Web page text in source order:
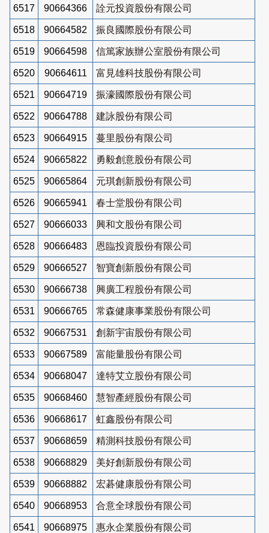
6517 90664366 詮元投資股份有限公司
6518 90664582 振良國際股份有限公司
6519 90664598 信篤家族辦公室股份有限公司
6520 90664611 富見雄科技股份有限公司
6521 90664719 振濠國際股份有限公司
6522 90664788 建詠股份有限公司
6523 90664915 蔓里股份有限公司
6524 90665822 勇毅創意股份有限公司
6525 90665864 元琪創新股份有限公司
6526 90665941 春士堂股份有限公司
6527 90666033 興和文股份有限公司
6528 90666483 恩臨投資股份有限公司
6529 90666527 智寶創新股份有限公司
6530 90666738 興廣工程股份有限公司
6531 90666765 常森健康事業股份有限公司
6532 90667531 創新宇宙股份有限公司
6533 90667589 富能量股份有限公司
6534 90668047 達特艾立股份有限公司
6535 90668460 慧智產經股份有限公司
6536 90668617 虹鑫股份有限公司
6537 90668659 精測科技股份有限公司
6538 90668829 美好創新股份有限公司
6539 90668882 宏碁健康股份有限公司
6540 90668953 合意全球股份有限公司
6541 90668975 惠永企業股份有限公司